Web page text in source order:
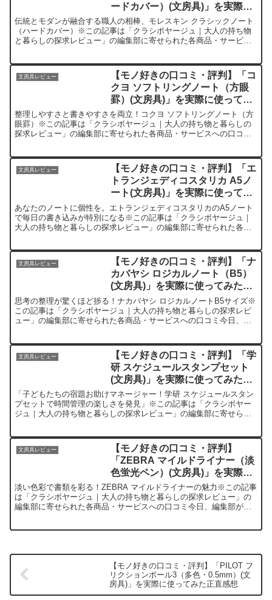
ードカバー）(文房具)」を実際に
使ってみた正直感想
伝統とモダンが融合する職人の相棒、モレスキン クラシックノート
（ハードカバー）※この記事は「クラシボヤージュ｜大人の持ち物
と暮らしの探求レビュー」の編集部に寄せられた各商品・サービス
文房具レビュー
【モノ好きの口コミ・評判】「コ
クヨ ソフトリングノート（方眼
罫）(文房具)」を実際に使ってみ
た正直感想
整理しやすさと書きやすさを両立！コクヨ ソフトリングノート（方
眼罫）※この記事は「クラシボヤージュ｜大人の持ち物と暮らしの
探求レビュー」の編集部に寄せられた各商品・サービスへの口コミ
文房具レビュー
【モノ好きの口コミ・評判】「エ
トランジェディコスタリカ A5ノ
ート(文房具)」を実際に使ってみ
た正直感想
あなたのノートに個性を。エトランジェディコスタリカのA5ノート
で毎日の書き込みが特別になる※この記事は「クラシボヤージュ｜
大人の持ち物と暮らしの探求レビュー」の編集部に寄せられた各商
文房具レビュー
【モノ好きの口コミ・評判】「ナ
カバヤシ ロジカルノート（B5）
(文房具)」を実際に使ってみた正
直感想
思考の整理が驚くほど捗る！ナカバヤシ ロジカルノートB5サイズ※
この記事は「クラシボヤージュ｜大人の持ち物と暮らしの探求レビ
ュー」の編集部に寄せられた各商品・サービスへの口コミ今日、編
文房具レビュー
【モノ好きの口コミ・評判】「学
研 スケジュールスタンプセット
(文房具)」を実際に使ってみた正
直感想
「子どもたちの宿題お助けマネージャー！学研 スケジュールスタン
プセットで時間管理の楽しさを発見」※この記事は「クラシボヤー
ジュ｜大人の持ち物と暮らしの探求レビュー」の編集部に寄せられ
文房具レビュー
【モノ好きの口コミ・評判】
「ZEBRA マイルドライナー（淡
色蛍光ペン）(文房具)」を実際に
使ってみた正直感想
淡い色彩で書類を彩る！ZEBRA マイルドライナーの魅力※この記事
は「クラシボヤージュ｜大人の持ち物と暮らしの探求レビュー」の
編集部に寄せられた各商品・サービスへの口コミ今日、編集部が紹
【モノ好きの口コミ・評判】「PILOT フ
リクションボール3（多色・0.5mm）(文
房具)」を実際に使ってみた正直感想